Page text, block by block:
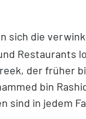
sich die
Restaurants
der früher
bin
sind in jedem